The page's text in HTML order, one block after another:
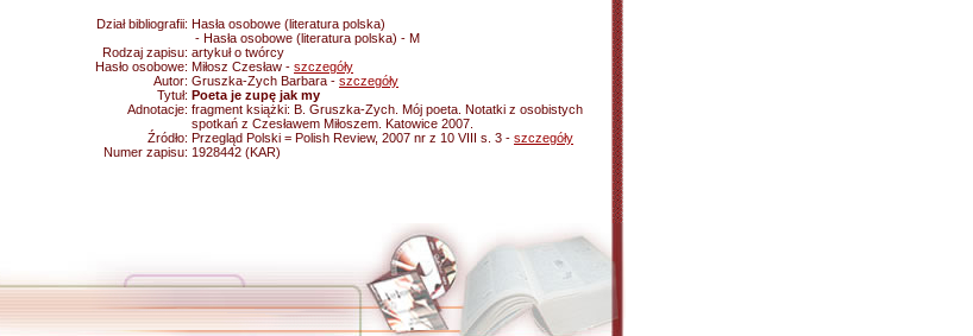
Dział bibliografii: Hasła osobowe (literatura polska)
- Hasła osobowe (literatura polska) - M
Rodzaj zapisu: artykuł o twórcy
Hasło osobowe: Miłosz Czesław - szczegóły
Autor: Gruszka-Zych Barbara - szczegóły
Tytuł: Poeta je zupę jak my
Adnotacje: fragment książki: B. Gruszka-Zych. Mój poeta. Notatki z osobistych
spotkań z Czesławem Miłoszem. Katowice 2007.
Źródło: Przegląd Polski = Polish Review, 2007 nr z 10 VIII s. 3 - szczegóły
Numer zapisu: 1928442 (KAR)